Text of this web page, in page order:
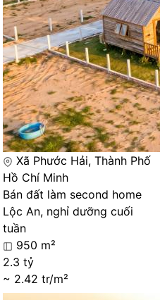
Xã Phước Hải, Thành Phố
Hồ Chí Minh
Bán đất làm second home
Lộc An, nghỉ dưỡng cuối
tuần
950 m²
2.3 tỷ
~ 2.42 tr/m²